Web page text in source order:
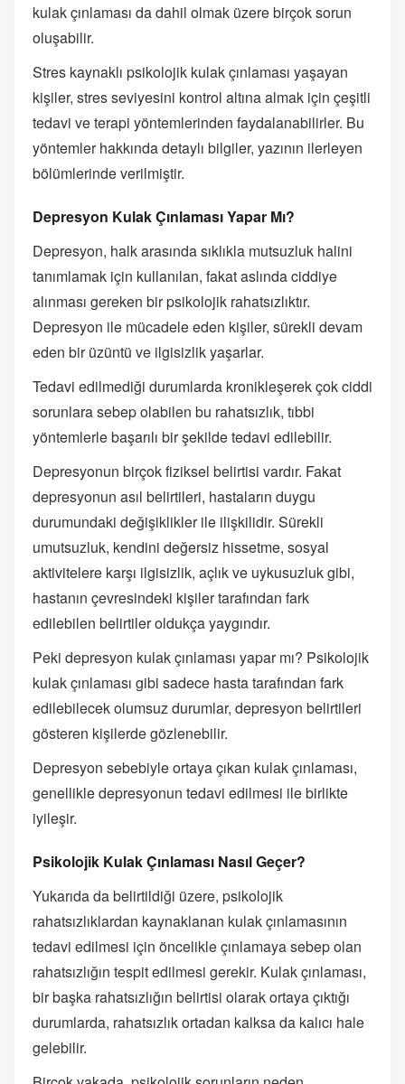
kulak çınlaması da dahil olmak üzere birçok sorun
oluşabilir.
Stres kaynaklı psikolojik kulak çınlaması yaşayan
kişiler, stres seviyesini kontrol altına almak için çeşitli
tedavi ve terapi yöntemlerinden faydalanabilirler. Bu
yöntemler hakkında detaylı bilgiler, yazının ilerleyen
bölümlerinde verilmiştir.
Depresyon Kulak Çınlaması Yapar Mı?
Depresyon, halk arasında sıklıkla mutsuzluk halini
tanımlamak için kullanılan, fakat aslında ciddiye
alınması gereken bir psikolojik rahatsızlıktır.
Depresyon ile mücadele eden kişiler, sürekli devam
eden bir üzüntü ve ilgisizlik yaşarlar.
Tedavi edilmediği durumlarda kronikleşerek çok ciddi
sorunlara sebep olabilen bu rahatsızlık, tıbbi
yöntemlerle başarılı bir şekilde tedavi edilebilir.
Depresyonun birçok fiziksel belirtisi vardır. Fakat
depresyonun asıl belirtileri, hastaların duygu
durumundaki değişiklikler ile ilişkilidir. Sürekli
umutsuzluk, kendini değersiz hissetme, sosyal
aktivitelere karşı ilgisizlik, açlık ve uykusuzluk gibi,
hastanın çevresindeki kişiler tarafından fark
edilebilen belirtiler oldukça yaygındır.
Peki depresyon kulak çınlaması yapar mı? Psikolojik
kulak çınlaması gibi sadece hasta tarafından fark
edilebilecek olumsuz durumlar, depresyon belirtileri
gösteren kişilerde gözlenebilir.
Depresyon sebebiyle ortaya çıkan kulak çınlaması,
genellikle depresyonun tedavi edilmesi ile birlikte
iyileşir.
Psikolojik Kulak Çınlaması Nasıl Geçer?
Yukarıda da belirtildiği üzere, psikolojik
rahatsızlıklardan kaynaklanan kulak çınlamasının
tedavi edilmesi için öncelikle çınlamaya sebep olan
rahatsızlığın tespit edilmesi gerekir. Kulak çınlaması,
bir başka rahatsızlığın belirtisi olarak ortaya çıktığı
durumlarda, rahatsızlık ortadan kalksa da kalıcı hale
gelebilir.